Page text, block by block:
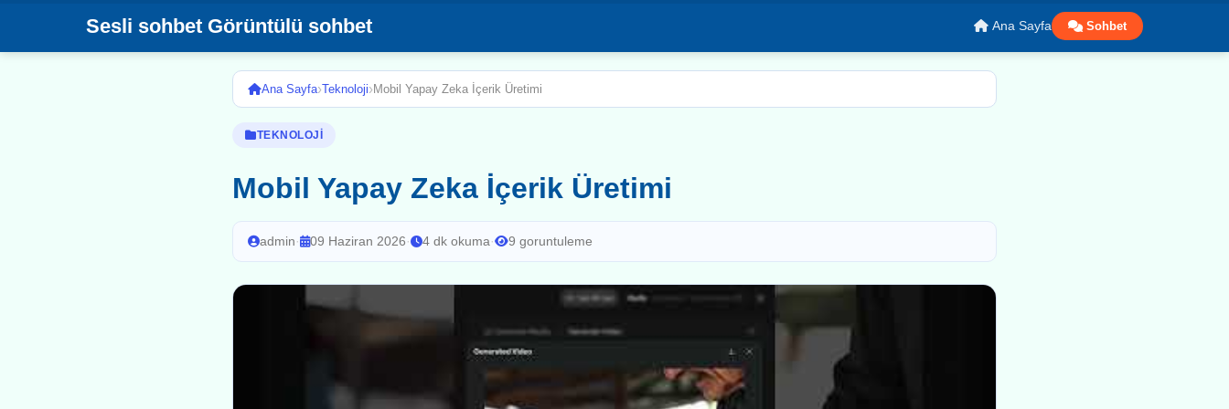
Sesli sohbet Görüntülü sohbet Ana Sayfa Sohbet
Ana Sayfa›Teknoloji› Mobil Yapay Zeka İçerik Üretimi
TEKNOLOJI
Mobil Yapay Zeka İçerik Üretimi
admin· 09 Haziran 2026· 4 dk okuma· 9 goruntuleme